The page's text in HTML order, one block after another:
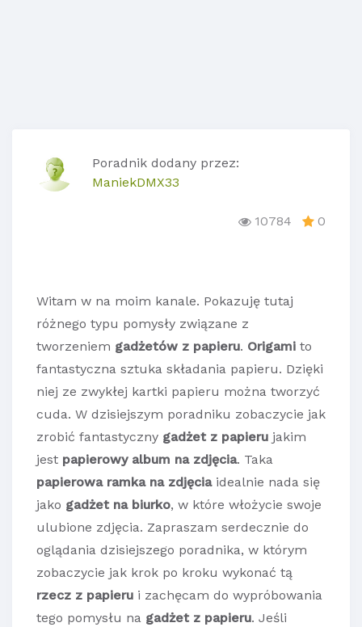
Poradnik dodany przez:
ManiekDMX33
10784 0
Witam w na moim kanale. Pokazuję tutaj
różnego typu pomysły związane z
tworzeniem gadżetów z papieru. Origami to
fantastyczna sztuka składania papieru. Dzięki
niej ze zwykłej kartki papieru można tworzyć
cuda. W dzisiejszym poradniku zobaczycie jak
zrobić fantastyczny gadżet z papieru jakim
jest papierowy album na zdjęcia. Taka
papierowa ramka na zdjęciaidealnie nada się
jako gadżet na biurko, w które włożycie swoje
ulubione zdjęcia. Zapraszam serdecznie do
oglądania dzisiejszego poradnika, w którym
zobaczycie jak krok po kroku wykonać tą
rzecz z papieru i zachęcam do wypróbowania
tego pomysłu na gadżet z papieru. Jeśli